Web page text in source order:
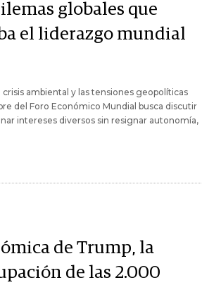
globales que
el liderazgo mundial
ambiental y las tensiones geopolíticas
del Foro Económico Mundial busca discutir
intereses diversos sin resignar autonomía,
de Trump, la
de las 2.000